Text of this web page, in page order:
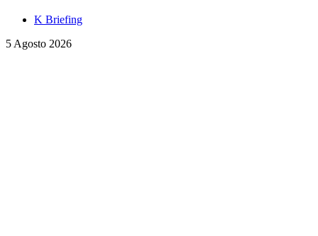
K Briefing
5 Agosto 2026